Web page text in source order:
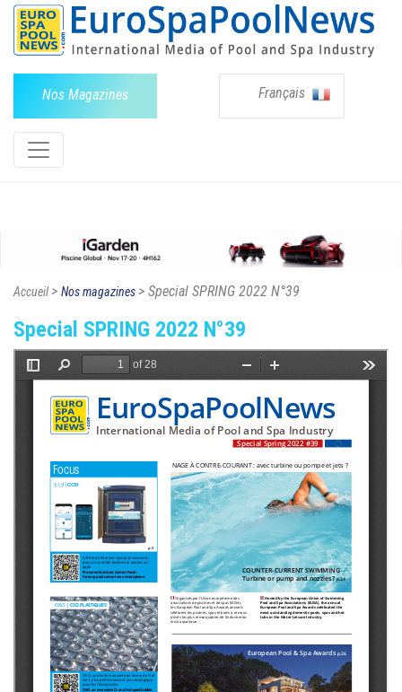
Nos Magazines Français
Accueil> Nos magazines> Special SPRING 2022 N°39
Special SPRING 2022 N°39